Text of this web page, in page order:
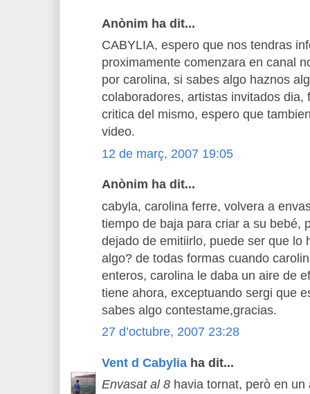
Anònim ha dit...
CABYLIA, espero que nos tendras
proximamente comenzara en canal
por carolina, si sabes algo haznos
colaboradores, artistas invitados dia,
critica del mismo, espero que
video.
12 de març, 2007 19:05
Anònim ha dit...
cabyla, carolina ferre, volvera a
tiempo de baja para criar a su bebé,
dejado de emitiirlo, puede ser que lo
algo? de todas formas cuando
enteros, carolina le daba un aire de
tiene ahora, exceptuando sergi que
sabes algo contestame,gracias.
27 d’octubre, 2007 23:28
Vent d Cabylia ha dit...
Envasat al 8 havia tornat, però en